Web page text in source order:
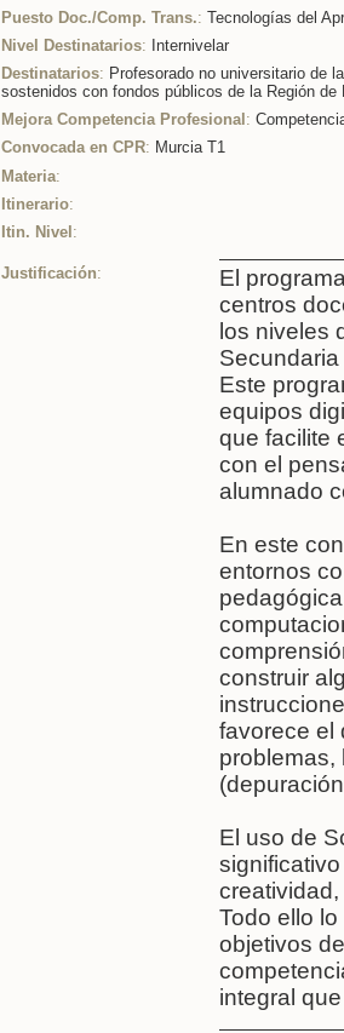
Puesto Doc./Comp. Trans.: Tecnologías del
Nivel Destinatarios: Internivelar
Destinatarios: Profesorado no universitario de
sostenidos con fondos públicos de la Región
Mejora Competencia Profesional :
Convocada en CPR: Murcia T1
Materia:
Itinerario:
Itin. Nivel :
Justificación:
El
centros
los niveles
Este
equipos
que facilite
con el
alumnado
En este
entornos
construir
favorece el
problemas,
El uso de
Todo ello
objetivos
integral